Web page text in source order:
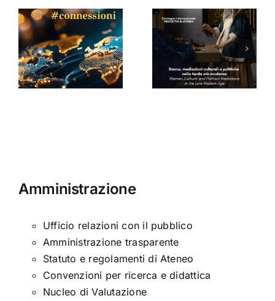
Donne,
mediazioni
culturali e
politiche
nella tarda
Seminario
di Arabella
Sinclair
Amministrazione
Ufficio relazioni con il pubblico
Amministrazione trasparente
Statuto e regolamenti di Ateneo
Convenzioni per ricerca e didattica
Nucleo di Valutazione